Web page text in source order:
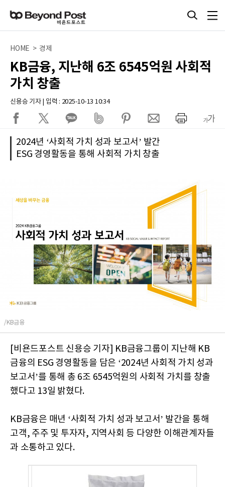
HOME > 경제
KB금융, 지난해 6조 6545억원 사회적
가치 창출
신용승 기자 | 입력 : 2025-10-13 10:34
2024년 ‘사회적 가치 성과 보고서’ 발간
ESG 경영활동을 통해 사회적 가치 창출
/KB금융
[비욘드포스트 신용승 기자] KB금융그룹이 지난해 KB
금융의 ESG 경영활동을 담은 ‘2024년 사회적 가치 성과
보고서’를 통해 총 6조 6545억원의 사회적 가치를 창출
했다고 13일 밝혔다.
KB금융은 매년 ‘사회적 가치 성과 보고서’ 발간을 통해
고객, 주주 및 투자자, 지역사회 등 다양한 이해관계자들
과 소통하고 있다.